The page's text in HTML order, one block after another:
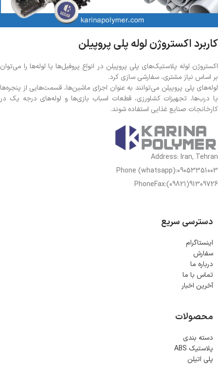
کاربرد اکستروژن لوله پلی پروپیلن
اکستروژن لوله پلاستیک‌های پلی پروپیلن در انواع پروفیل‌ها یا لوله‌ها را می‌توان
بر اساس نیاز مشتری، سفارشی سازی کرد.
لوله‌های پلی پروپیلن می‌توانند به عنوان اجزای ماشین‌ها، قسمت‌هایی از پنجره‌ها
یا درب‌ها، تجهیزات کشاورزی، قطعات اسباب بازی‌ها و لوله‌های درجه یک در
کارخانجات صنایع غذایی استفاده شوند.
Address: Iran, Tehran
Phone (whatsapp):09053351003
PhoneFax:(09821)91309726
دسترسی سریع
اینستاگرام
سفارش
درباره ما
تماس با ما
آخرین اخبار
محصولات
دسته بندی
پلاستیک ABS
پلی اتیلن